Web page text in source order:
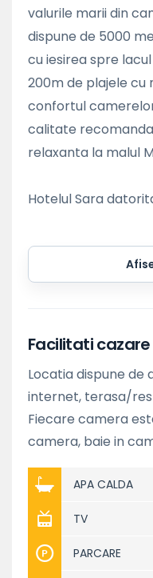
valurile marii din
dispune de 5000
cu iesirea spre lacul
200m de plajele cu
confortul
calitate
relaxanta la malul
Hotelul Sara
Facilitati cazare
Locatia dispune de
internet, terasa/
Fiecare camera
camera, baie in
APA CALDA
TV
PARCARE